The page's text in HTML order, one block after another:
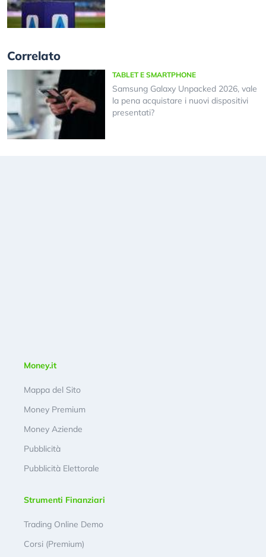
Correlato
TABLET E SMARTPHONE
Samsung Galaxy Unpacked 2026, vale
la pena acquistare i nuovi dispositivi
presentati?
Money.it
Mappa del Sito
Money Premium
Money Aziende
Pubblicità
Pubblicità Elettorale
Strumenti Finanziari
Trading Online Demo
Corsi (Premium)